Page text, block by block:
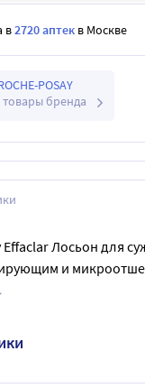
POSAY
товары бренда
Effaclar Лосьон для
и
для
Его состав
которые удаляют
и устраняют
в2720 аптек в Москве